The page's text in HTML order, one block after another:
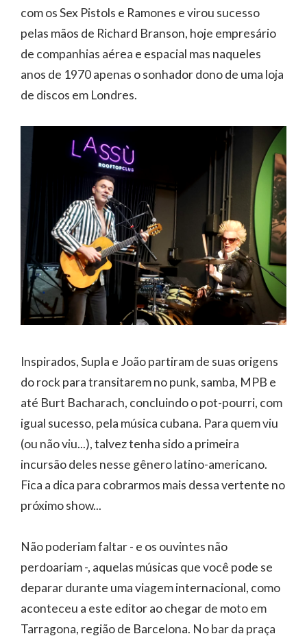
com os Sex Pistols e Ramones e virou sucesso
pelas mãos de Richard Branson, hoje empresário
de companhias aérea e espacial mas naqueles
anos de 1970 apenas o sonhador dono de uma loja
de discos em Londres.
Inspirados, Supla e João partiram de suas origens
do rock para transitarem no punk, samba, MPB e
até Burt Bacharach, concluindo o pot-pourri, com
igual sucesso, pela música cubana. Para quem viu
(ou não viu...), talvez tenha sido a primeira
incursão deles nesse gênero latino-americano.
Fica a dica para cobrarmos mais dessa vertente no
próximo show...
Não poderiam faltar - e os ouvintes não
perdoariam -, aquelas músicas que você pode se
deparar durante uma viagem internacional, como
aconteceu a este editor ao chegar de moto em
Tarragona, região de Barcelona. No bar da praça